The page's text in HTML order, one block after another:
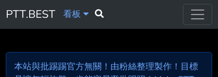
PTT.BEST 看板
本站與批踢踢官方無關！由粉絲整理製作！目標